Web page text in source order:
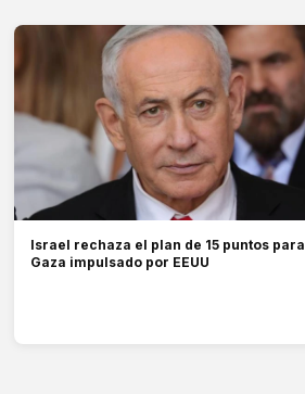
Israel rechaza el plan de 15 puntos para
Gaza impulsado por EEUU